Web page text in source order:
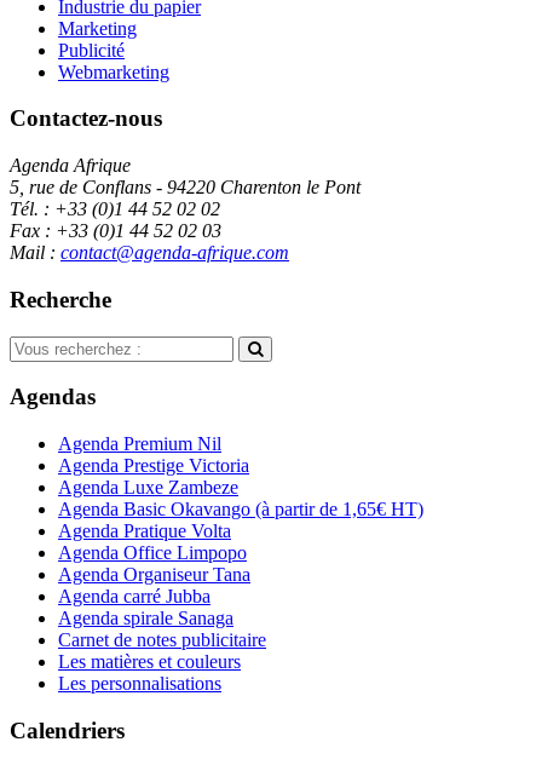
Industrie du papier
Marketing
Publicité
Webmarketing
Contactez-nous
Agenda Afrique
5, rue de Conflans - 94220 Charenton le Pont
Tél. : +33 (0)1 44 52 02 02
Fax : +33 (0)1 44 52 02 03
Mail : contact@agenda-afrique.com
Recherche
Agendas
Agenda Premium Nil
Agenda Prestige Victoria
Agenda Luxe Zambeze
Agenda Basic Okavango (à partir de 1,65€ HT)
Agenda Pratique Volta
Agenda Office Limpopo
Agenda Organiseur Tana
Agenda carré Jubba
Agenda spirale Sanaga
Carnet de notes publicitaire
Les matières et couleurs
Les personnalisations
Calendriers